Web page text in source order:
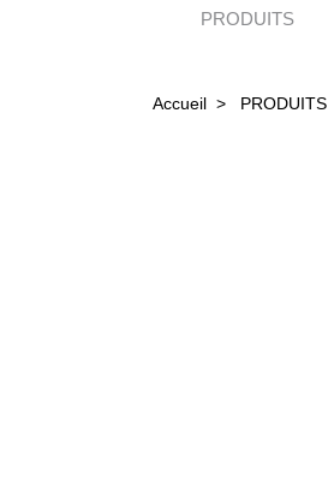
PRODUITS
Accueil > PRODUITS